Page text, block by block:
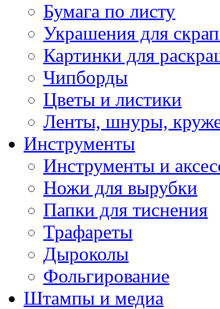
Бумага по листу
Украшения для
Картинки для
Чипборды
Цветы и листики
Ленты, шнуры,
Инструменты
Инструменты и
Ножи для вырубки
Папки для тиснения
Трафареты
Дыроколы
Фольгирование
Штампы и медиа